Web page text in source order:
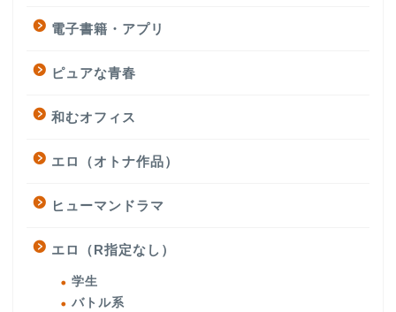
電子書籍・アプリ
ピュアな青春
和むオフィス
エロ（オトナ作品）
ヒューマンドラマ
エロ（R指定なし）
学生
バトル系